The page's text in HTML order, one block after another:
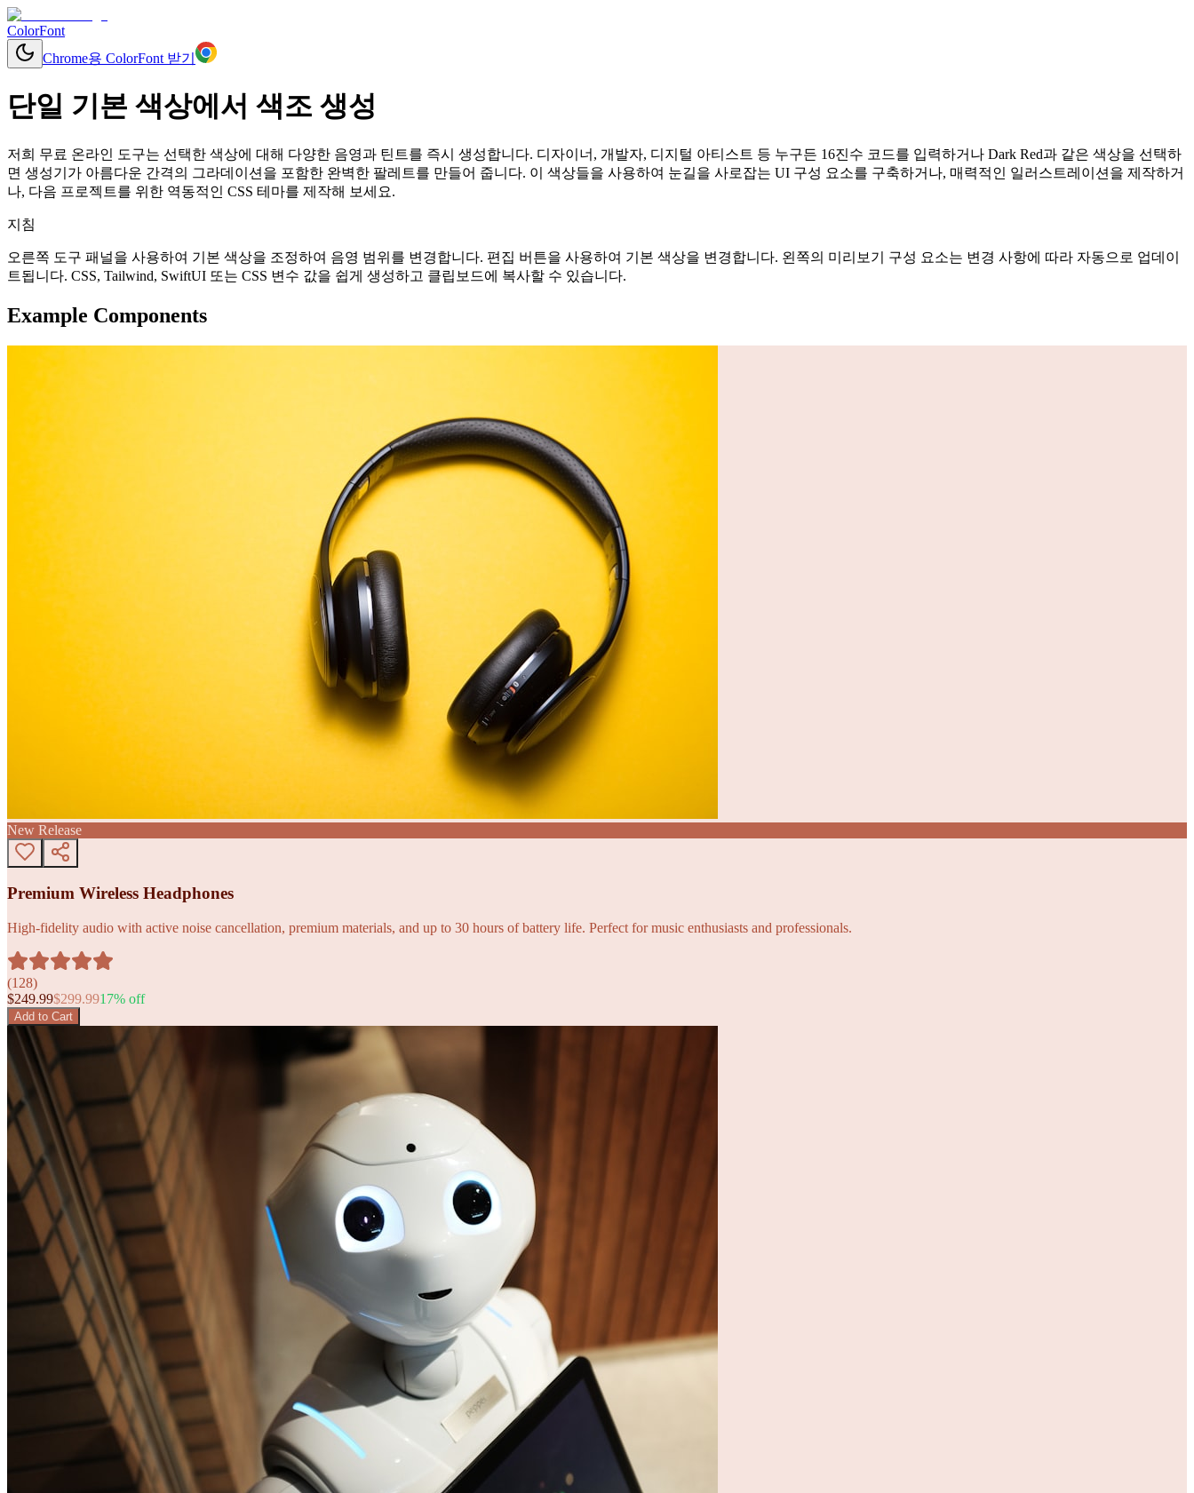
ColorFont
Chrome용 ColorFont 받기
단일 기본 색상에서 색조 생성
저희 무료 온라인 도구는 선택한 색상에 대해 다양한 음영과 틴트를 즉시 생성합니다. 디자이너, 개발자, 디지털 아티스트 등 누구든 16진수 코드를 입력하거나 Dark Red과 같은 색상을 선택하
면 생성기가 아름다운 간격의 그라데이션을 포함한 완벽한 팔레트를 만들어 줍니다. 이 색상들을 사용하여 눈길을 사로잡는 UI 구성 요소를 구축하거나, 매력적인 일러스트레이션을 제작하거
나, 다음 프로젝트를 위한 역동적인 CSS 테마를 제작해 보세요.
지침
오른쪽 도구 패널을 사용하여 기본 색상을 조정하여 음영 범위를 변경합니다. 편집 버튼을 사용하여 기본 색상을 변경합니다. 왼쪽의 미리보기 구성 요소는 변경 사항에 따라 자동으로 업데이
트됩니다. CSS, Tailwind, SwiftUI 또는 CSS 변수 값을 쉽게 생성하고 클립보드에 복사할 수 있습니다.
Example Components
New Release
Premium Wireless Headphones
High-fidelity audio with active noise cancellation, premium materials, and up to 30 hours of battery life. Perfect for music enthusiasts and professionals.
(128)
$249.99$299.9917% off
Add to Cart